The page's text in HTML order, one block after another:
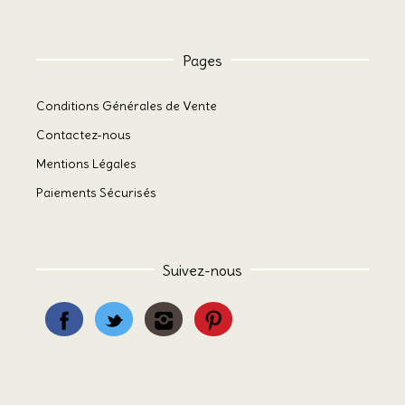
Pages
Conditions Générales de Vente
Contactez-nous
Mentions Légales
Paiements Sécurisés
Suivez-nous